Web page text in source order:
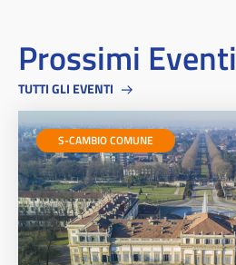
Prossimi Eventi
TUTTI GLI EVENTI
S-CAMBIO COMUNE